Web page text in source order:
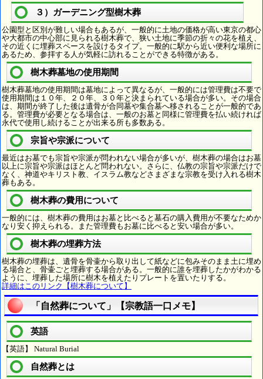
３）ガーデニング型樹木葬
公園型と区別が難しい場合もあるが、一般的に土地の価格が高い東京の都心
や大都市の中心部に見られる樹木葬で、狭い土地に季節の折々の花を植え、
その近くに埋葬スペースを設けるタイプ。一般的に駅から近い便利な場所に
あるため、参拝する人が気軽に訪れることができる特徴がある。
樹木葬墓地の使用期間
樹木葬墓地の使用期間は墓地によって異なるが、一般的には管理費は不要で
使用期間は１０年、２０年、３０年と決まられている場合が多い。その場合
は、期間が終了した後は遺骨が合同墓や集合墓へ移されることが一般的であ
る。管理費が必要となる場合は、一般のお墓と同様に管理費を払い続ければ
永代で使用し続けることが出来る所も多数ある。
宗旨や宗派について
最近はお墓でも宗旨や宗派が問われない場合が多いが、樹木葬の場合はお墓
以上に宗旨や宗派はほとんど問われない。さらに、仏教の宗旨や宗派だけで
なく、神道やキリスト教、イスラム教などさまざまな宗教を受け入れる樹木
葬もある。
樹木葬の費用について
一般的には、樹木葬の費用はお墓と比べると墓石の購入費用が不要なためか
なり安く抑えられる。また管理費もお墓に比べると安い場合が多い。
樹木葬の埋葬方法
樹木葬の埋葬は、遺骨を骨壷から取り出して紙などに包みそのまま土に埋め
る場合と、骨壷ごと埋葬する場合がある。一般的に誰を埋葬したかがわかる
ように、埋葬した場所に樹木を植えたりプレートを置いたりする。
詳細はこのリンク【樹木葬について】
「自然葬について」【宗教語一口メモ】
英語
【英語】 Natural Burial
自然葬とは